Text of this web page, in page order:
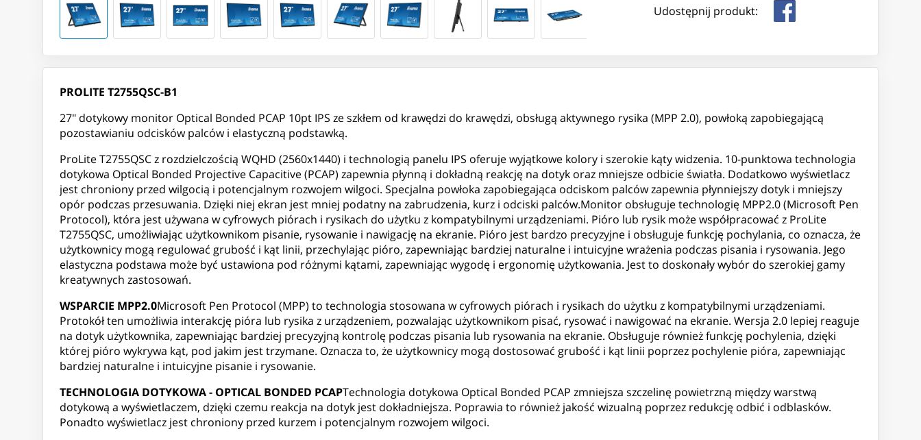
Udostępnij produkt:
PROLITE T2755QSC-B1
27" dotykowy monitor Optical Bonded PCAP 10pt IPS ze szkłem od krawędzi do krawędzi, obsługą aktywnego rysika (MPP 2.0), powłoką zapobiegającą
pozostawianiu odcisków palców i elastyczną podstawką.
ProLite T2755QSC z rozdzielczością WQHD (2560x1440) i technologią panelu IPS oferuje wyjątkowe kolory i szerokie kąty widzenia. 10-punktowa technologia
dotykowa Optical Bonded Projective Capacitive (PCAP) zapewnia płynną i dokładną reakcję na dotyk oraz mniejsze odbicie światła. Dodatkowo wyświetlacz
jest chroniony przed wilgocią i potencjalnym rozwojem wilgoci. Specjalna powłoka zapobiegająca odciskom palców zapewnia płynniejszy dotyk i mniejszy
opór podczas przesuwania. Dzięki niej ekran jest mniej podatny na zabrudzenia, kurz i odciski palców.Monitor obsługuje technologię MPP2.0 (Microsoft Pen
Protocol), która jest używana w cyfrowych piórach i rysikach do użytku z kompatybilnymi urządzeniami. Pióro lub rysik może współpracować z ProLite
T2755QSC, umożliwiając użytkownikom pisanie, rysowanie i nawigację na ekranie. Pióro jest bardzo precyzyjne i obsługuje funkcję pochylania, co oznacza, że
użytkownicy mogą regulować grubość i kąt linii, przechylając pióro, zapewniając bardziej naturalne i intuicyjne wrażenia podczas pisania i rysowania. Jego
elastyczna podstawa może być ustawiona pod różnymi kątami, zapewniając wygodę i ergonomię użytkowania. Jest to doskonały wybór do szerokiej gamy
kreatywnych zastosowań.
WSPARCIE MPP2.0Microsoft Pen Protocol (MPP) to technologia stosowana w cyfrowych piórach i rysikach do użytku z kompatybilnymi urządzeniami.
Protokół ten umożliwia interakcję pióra lub rysika z urządzeniem, pozwalając użytkownikom pisać, rysować i nawigować na ekranie. Wersja 2.0 lepiej reaguje
na dotyk użytkownika, zapewniając bardziej precyzyjną kontrolę podczas pisania lub rysowania na ekranie. Obsługuje również funkcję pochylenia, dzięki
której pióro wykrywa kąt, pod jakim jest trzymane. Oznacza to, że użytkownicy mogą dostosować grubość i kąt linii poprzez pochylenie pióra, zapewniając
bardziej naturalne i intuicyjne pisanie i rysowanie.
TECHNOLOGIA DOTYKOWA - OPTICAL BONDED PCAPTechnologia dotykowa Optical Bonded PCAP zmniejsza szczelinę powietrzną między warstwą
dotykową a wyświetlaczem, dzięki czemu reakcja na dotyk jest dokładniejsza. Poprawia to również jakość wizualną poprzez redukcję odbić i odblasków.
Ponadto wyświetlacz jest chroniony przed kurzem i potencjalnym rozwojem wilgoci.